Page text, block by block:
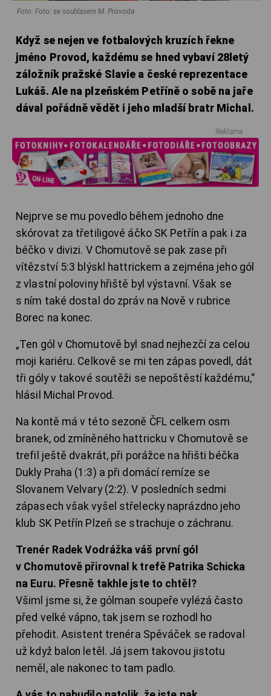
Foto: Foto: se souhlasem M. Provoda
Když se nejen ve fotbalových kruzích řekne
jméno Provod, každému se hned vybaví 28letý
záložník pražské Slavie a české reprezentace
Lukáš. Ale na plzeňském Petříně o sobě na jaře
dával pořádně vědět i jeho mladší bratr Michal.
Reklama
Nejprve se mu povedlo během jednoho dne
skórovat za třetiligové áčko SK Petřín a pak i za
béčko v divizi. V Chomutově se pak zase při
vítězství 5:3 blýskl hattrickem a zejména jeho gól
z vlastní poloviny hřiště byl výstavní. Však se
s ním také dostal do zpráv na Nově v rubrice
Borec na konec.
„Ten gól v Chomutově byl snad nejhezčí za celou
moji kariéru. Celkově se mi ten zápas povedl, dát
tři góly v takové soutěži se nepoštěstí každému,“
hlásil Michal Provod.
Na kontě má v této sezoně ČFL celkem osm
branek, od zmíněného hattricku v Chomutově se
trefil ještě dvakrát, při porážce na hřišti béčka
Dukly Praha (1:3) a při domácí remíze se
Slovanem Velvary (2:2). V posledních sedmi
zápasech však vyšel střelecky naprázdno jeho
klub SK Petřín Plzeň se strachuje o záchranu.
Trenér Radek Vodrážka váš první gól
v Chomutově přirovnal k trefě Patrika Schicka
na Euru. Přesně takhle jste to chtěl?
Všiml jsme si, že gólman soupeře vylézá často
před velké vápno, tak jsem se rozhodl ho
přehodit. Asistent trenéra Spěváček se radoval
už když balon letěl. Já jsem takovou jistotu
neměl, ale nakonec to tam padlo.